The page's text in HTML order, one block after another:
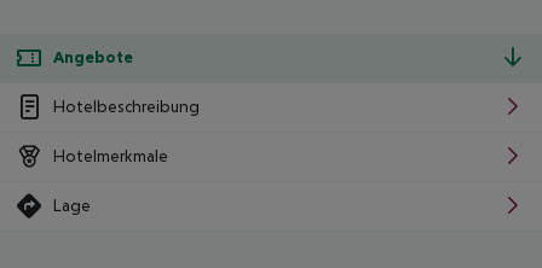
Angebote
Hotelbeschreibung
Hotelmerkmale
Lage